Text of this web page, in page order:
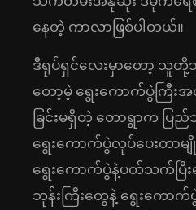
နေတဲ့ ကာလာဖြစ်ပါတယ်။
ဒီရုပ်ရှင်လေးမှာတော့ သူတို့
တော့မဲ့ ရွေးကောက်ပွဲကြီးအ
ခြင်းမရှိတဲ့ တောရွာက ပ
ရွေးကောက်ပွဲလုပ်ပေးတာမ
ရွေးကောက်ပွဲနဲ့ပတ်သက်ပြီး
ဘုန်းကြီးတွေနဲ့ ရွေးကော